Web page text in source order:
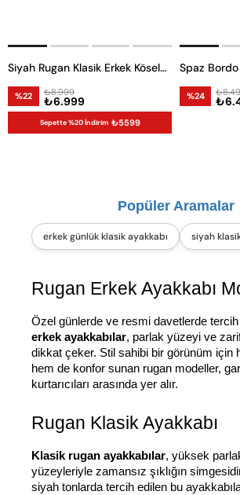
Siyah Rugan Klasik Erkek Kösele Ayakkabı
%22 ₺6.999
₺8.999
Sepette %20 İndirim ₺5599
%24
Popüler Aramalar
erkek günlük klasik ayakkabı siyah
Rugan Erkek Ayakkabı
Özel günlerde ve resmi davetlerde
erkek ayakkabılar, parlak yüzeyi ve
dikkat çeker. Stil sahibi bir görünüm için
hem de konfor sunan rugan modeller,
kurtarıcıları arasında yer alır.
Rugan Klasik Ayakkabı
Klasik rugan ayakkabılar, yüksek
yüzeyleriyle zamansız şıklığın
siyah tonlarda tercih edilen bu